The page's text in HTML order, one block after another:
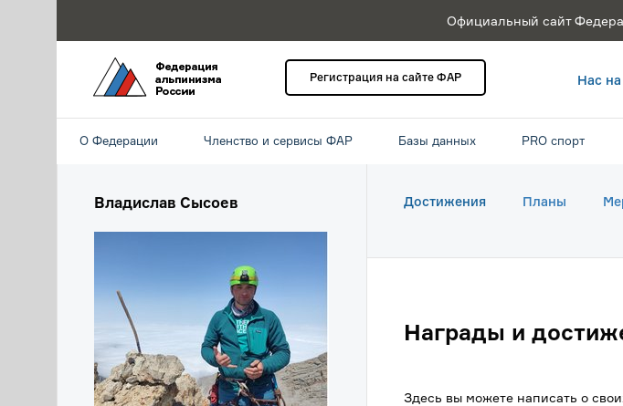
Официальный сайт
Регистрация на сайте ФАР Нас на
О Федерации Членство и сервисы ФАР Базы данных PRO спорт
Владислав Сысоев Достижения Планы
Награды и
Здесь вы можете написать о